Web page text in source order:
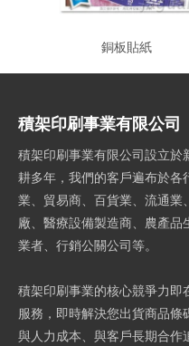
銅板貼紙
積架印刷事業有限公司
積架印刷事業有限公司設立於
耕多年，我們的客戶遍布於各
業、貿易商、百貨業、流通業
廠、醫療設備製造商、農產品
業者、行銷公關公司等。
積架印刷事業的核心競爭力即
服務，即時解決您出貨商品條
與人力成本、與客戶長期合作